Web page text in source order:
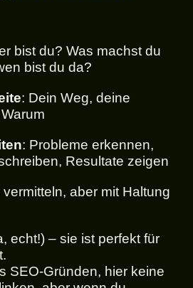
bist du? Was machst du
bist du da?
: Dein Weg, deine
: Probleme erkennen,
Resultate zeigen
vermitteln, aber mit Haltung
echt!) – sie ist perfekt für
SEO-Gründen, hier keine